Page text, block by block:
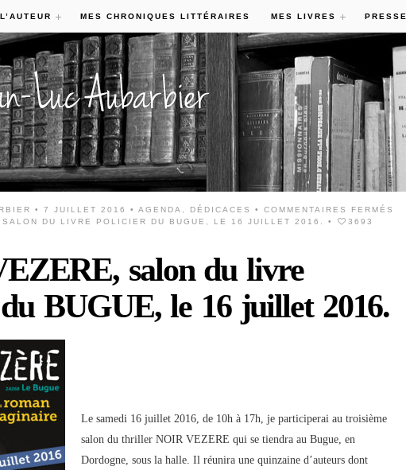
L’AUTEUR MES CHRONIQUES LITTÉRAIRES MES LIVRES PRESSE
• 7 JUILLET 2016 •AGENDA DÉDICACES •COMMENTAIRES FERMÉS
DU LIVRE POLICIER DU BUGUE, LE 16 JUILLET 2016.
• 3693
salon du livre
BUGUE, le 16 juillet 2016.
Le samedi 16 juillet 2016, de 10h à 17h, je participerai au troisième
salon du thriller NOIR VEZERE qui se tiendra au Bugue, en
Dordogne, sous la halle. Il réunira une quinzaine d’auteurs dont